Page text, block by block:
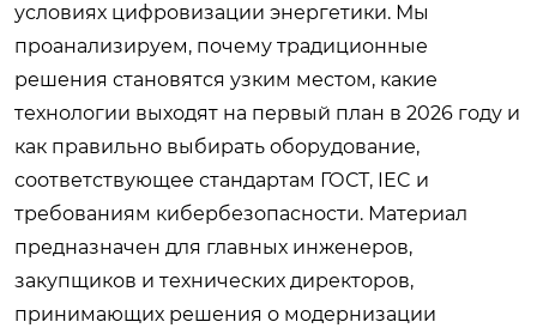
условиях цифровизации энергетики. Мы
проанализируем, почему традиционные
решения становятся узким местом, какие
технологии выходят на первый план в 2026 году и
как правильно выбирать оборудование,
соответствующее стандартам ГОСТ, IEC и
требованиям кибербезопасности. Материал
предназначен для главных инженеров,
закупщиков и технических директоров,
принимающих решения о модернизации